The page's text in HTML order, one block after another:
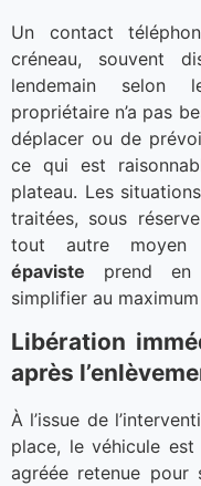
Un contact
créneau, souvent
lendemain selon
propriétaire n’a pas
déplacer ou de
ce qui est
plateau. Les
traitées, sous
tout autre moyen
épaviste prend en
simplifier au
Libération
après
À l’issue de
place, le véhicule est
agréée retenue